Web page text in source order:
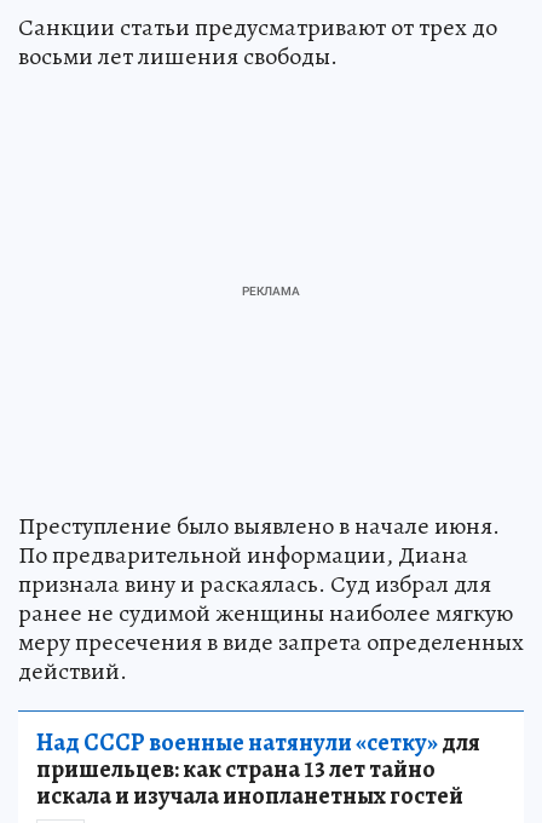
Санкции статьи предусматривают от трех до
восьми лет лишения свободы.
Преступление было выявлено в начале июня.
По предварительной информации, Диана
признала вину и раскаялась. Суд избрал для
ранее не судимой женщины наиболее мягкую
меру пресечения в виде запрета определенных
действий.
Над СССР военные натянули «сетку»для
пришельцев: как страна 13 лет тайно
искала и изучала инопланетных гостей